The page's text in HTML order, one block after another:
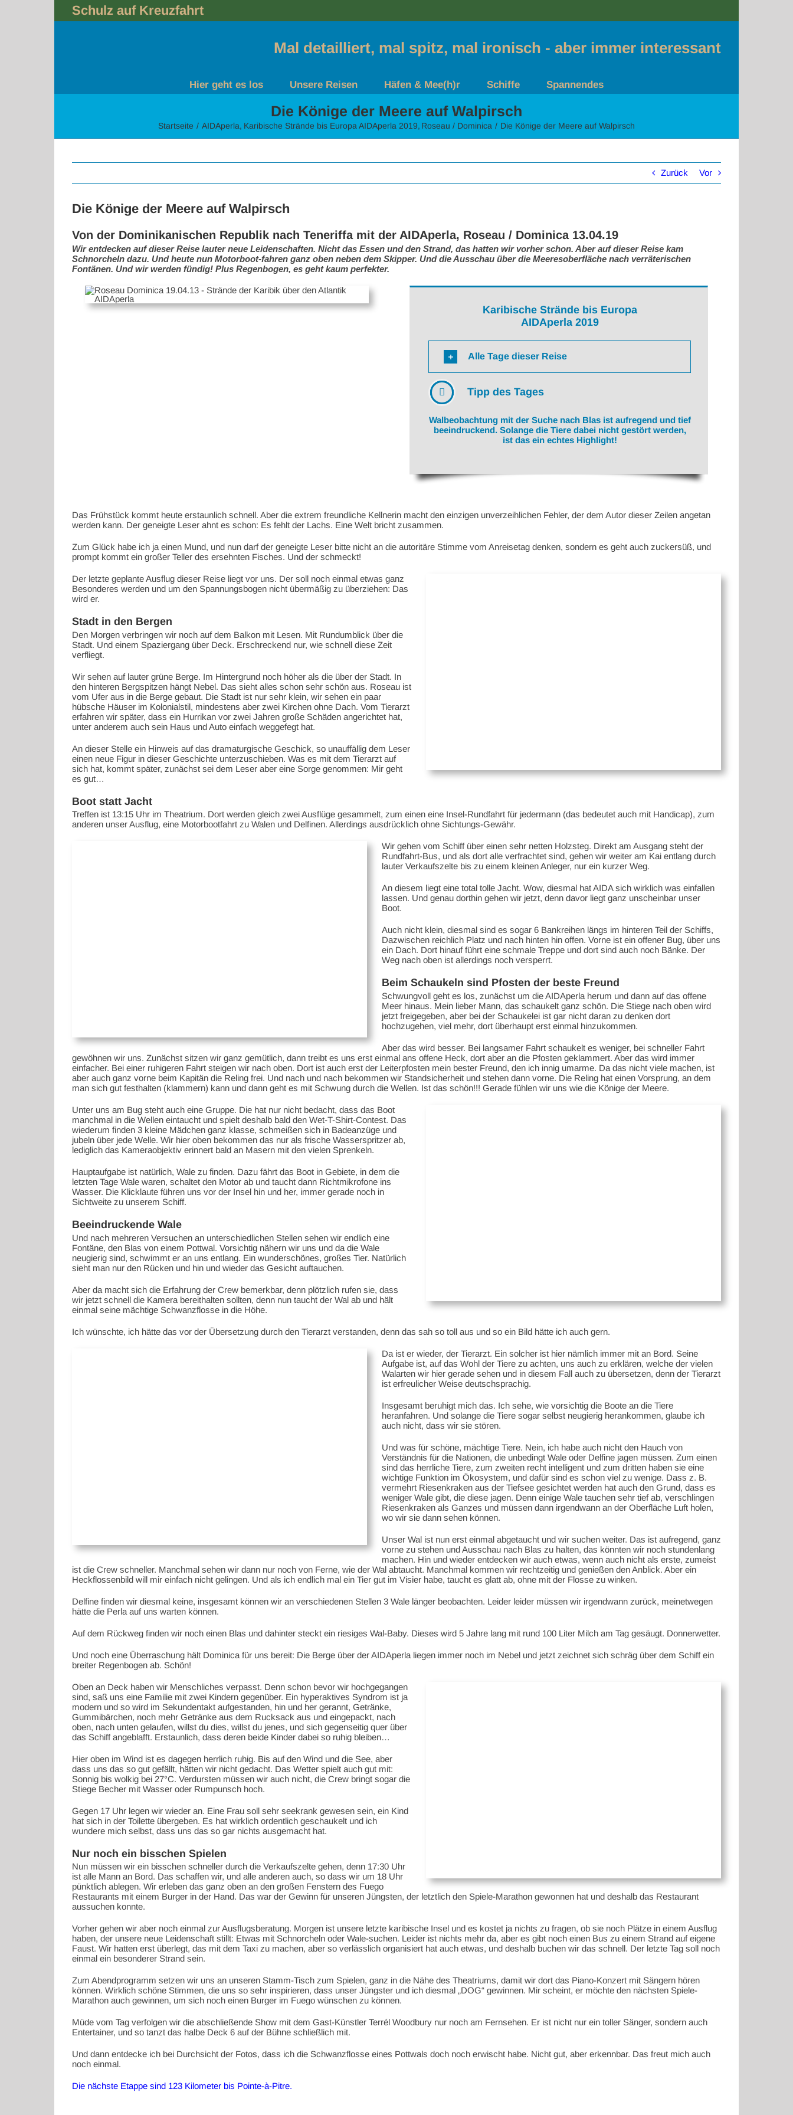
Schulz auf Kreuzfahrt
Mal detailliert, mal spitz, mal ironisch - aber immer interessant
Hier geht es los Unsere Reisen Häfen & Mee(h)r Schiffe Spannendes
Die Könige der Meere auf Walpirsch
Startseite AIDAperla Karibische Strände bis Europa AIDAperla 2019 Roseau / Dominica Die Könige der Meere auf Walpirsch
Zurück Vor
Die Könige der Meere auf Walpirsch
Von der Dominikanischen Republik nach Teneriffa mit der AIDAperla, Roseau / Dominica 13.04.19
Wir entdecken auf dieser Reise lauter neue Leidenschaften. Nicht das Essen und den Strand, das hatten wir vorher schon. Aber auf dieser Reise kam
Schnorcheln dazu. Und heute nun Motorboot-fahren ganz oben neben dem Skipper. Und die Ausschau über die Meeresoberfläche nach verräterischen
Fontänen. Und wir werden fündig! Plus Regenbogen, es geht kaum perfekter.
Karibische Strände bis Europa
AIDAperla 2019
Alle Tage dieser Reise
Tipp des Tages
Walbeobachtung mit der Suche nach Blas ist aufregend und tief
beeindruckend. Solange die Tiere dabei nicht gestört werden,
ist das ein echtes Highlight!
Das Frühstück kommt heute erstaunlich schnell. Aber die extrem freundliche Kellnerin macht den einzigen unverzeihlichen Fehler, der dem Autor dieser Zeilen angetan
werden kann. Der geneigte Leser ahnt es schon: Es fehlt der Lachs. Eine Welt bricht zusammen.
Zum Glück habe ich ja einen Mund, und nun darf der geneigte Leser bitte nicht an die autoritäre Stimme vom Anreisetag denken, sondern es geht auch zuckersüß, und
prompt kommt ein großer Teller des ersehnten Fisches. Und der schmeckt!
Der letzte geplante Ausflug dieser Reise liegt vor uns. Der soll noch einmal etwas ganz
Besonderes werden und um den Spannungsbogen nicht übermäßig zu überziehen: Das
wird er.
Stadt in den Bergen
Den Morgen verbringen wir noch auf dem Balkon mit Lesen. Mit Rundumblick über die
Stadt. Und einem Spaziergang über Deck. Erschreckend nur, wie schnell diese Zeit
verfliegt.
Wir sehen auf lauter grüne Berge. Im Hintergrund noch höher als die über der Stadt. In
den hinteren Bergspitzen hängt Nebel. Das sieht alles schon sehr schön aus. Roseau ist
vom Ufer aus in die Berge gebaut. Die Stadt ist nur sehr klein, wir sehen ein paar
hübsche Häuser im Kolonialstil, mindestens aber zwei Kirchen ohne Dach. Vom Tierarzt
erfahren wir später, dass ein Hurrikan vor zwei Jahren große Schäden angerichtet hat,
unter anderem auch sein Haus und Auto einfach weggefegt hat.
An dieser Stelle ein Hinweis auf das dramaturgische Geschick, so unauffällig dem Leser
einen neue Figur in dieser Geschichte unterzuschieben. Was es mit dem Tierarzt auf
sich hat, kommt später, zunächst sei dem Leser aber eine Sorge genommen: Mir geht
es gut…
Boot statt Jacht
Treffen ist 13:15 Uhr im Theatrium. Dort werden gleich zwei Ausflüge gesammelt, zum einen eine Insel-Rundfahrt für jedermann (das bedeutet auch mit Handicap), zum
anderen unser Ausflug, eine Motorbootfahrt zu Walen und Delfinen. Allerdings ausdrücklich ohne Sichtungs-Gewähr.
Wir gehen vom Schiff über einen sehr netten Holzsteg. Direkt am Ausgang steht der
Rundfahrt-Bus, und als dort alle verfrachtet sind, gehen wir weiter am Kai entlang durch
lauter Verkaufszelte bis zu einem kleinen Anleger, nur ein kurzer Weg.
An diesem liegt eine total tolle Jacht. Wow, diesmal hat AIDA sich wirklich was einfallen
lassen. Und genau dorthin gehen wir jetzt, denn davor liegt ganz unscheinbar unser
Boot.
Auch nicht klein, diesmal sind es sogar 6 Bankreihen längs im hinteren Teil der Schiffs,
Dazwischen reichlich Platz und nach hinten hin offen. Vorne ist ein offener Bug, über uns
ein Dach. Dort hinauf führt eine schmale Treppe und dort sind auch noch Bänke. Der
Weg nach oben ist allerdings noch versperrt.
Beim Schaukeln sind Pfosten der beste Freund
Schwungvoll geht es los, zunächst um die AIDAperla herum und dann auf das offene
Meer hinaus. Mein lieber Mann, das schaukelt ganz schön. Die Stiege nach oben wird
jetzt freigegeben, aber bei der Schaukelei ist gar nicht daran zu denken dort
hochzugehen, viel mehr, dort überhaupt erst einmal hinzukommen.
Aber das wird besser. Bei langsamer Fahrt schaukelt es weniger, bei schneller Fahrt
gewöhnen wir uns. Zunächst sitzen wir ganz gemütlich, dann treibt es uns erst einmal ans offene Heck, dort aber an die Pfosten geklammert. Aber das wird immer
einfacher. Bei einer ruhigeren Fahrt steigen wir nach oben. Dort ist auch erst der Leiterpfosten mein bester Freund, den ich innig umarme. Da das nicht viele machen, ist
aber auch ganz vorne beim Kapitän die Reling frei. Und nach und nach bekommen wir Standsicherheit und stehen dann vorne. Die Reling hat einen Vorsprung, an dem
man sich gut festhalten (klammern) kann und dann geht es mit Schwung durch die Wellen. Ist das schön!!! Gerade fühlen wir uns wie die Könige der Meere.
Unter uns am Bug steht auch eine Gruppe. Die hat nur nicht bedacht, dass das Boot
manchmal in die Wellen eintaucht und spielt deshalb bald den Wet-T-Shirt-Contest. Das
wiederum finden 3 kleine Mädchen ganz klasse, schmeißen sich in Badeanzüge und
jubeln über jede Welle. Wir hier oben bekommen das nur als frische Wasserspritzer ab,
lediglich das Kameraobjektiv erinnert bald an Masern mit den vielen Sprenkeln.
Hauptaufgabe ist natürlich, Wale zu finden. Dazu fährt das Boot in Gebiete, in dem die
letzten Tage Wale waren, schaltet den Motor ab und taucht dann Richtmikrofone ins
Wasser. Die Klicklaute führen uns vor der Insel hin und her, immer gerade noch in
Sichtweite zu unserem Schiff.
Beeindruckende Wale
Und nach mehreren Versuchen an unterschiedlichen Stellen sehen wir endlich eine
Fontäne, den Blas von einem Pottwal. Vorsichtig nähern wir uns und da die Wale
neugierig sind, schwimmt er an uns entlang. Ein wunderschönes, großes Tier. Natürlich
sieht man nur den Rücken und hin und wieder das Gesicht auftauchen.
Aber da macht sich die Erfahrung der Crew bemerkbar, denn plötzlich rufen sie, dass
wir jetzt schnell die Kamera bereithalten sollten, denn nun taucht der Wal ab und hält
einmal seine mächtige Schwanzflosse in die Höhe.
Ich wünschte, ich hätte das vor der Übersetzung durch den Tierarzt verstanden, denn das sah so toll aus und so ein Bild hätte ich auch gern.
Da ist er wieder, der Tierarzt. Ein solcher ist hier nämlich immer mit an Bord. Seine
Aufgabe ist, auf das Wohl der Tiere zu achten, uns auch zu erklären, welche der vielen
Walarten wir hier gerade sehen und in diesem Fall auch zu übersetzen, denn der Tierarzt
ist erfreulicher Weise deutschsprachig.
Insgesamt beruhigt mich das. Ich sehe, wie vorsichtig die Boote an die Tiere
heranfahren. Und solange die Tiere sogar selbst neugierig herankommen, glaube ich
auch nicht, dass wir sie stören.
Und was für schöne, mächtige Tiere. Nein, ich habe auch nicht den Hauch von
Verständnis für die Nationen, die unbedingt Wale oder Delfine jagen müssen. Zum einen
sind das herrliche Tiere, zum zweiten recht intelligent und zum dritten haben sie eine
wichtige Funktion im Ökosystem, und dafür sind es schon viel zu wenige. Dass z. B.
vermehrt Riesenkraken aus der Tiefsee gesichtet werden hat auch den Grund, dass es
weniger Wale gibt, die diese jagen. Denn einige Wale tauchen sehr tief ab, verschlingen
Riesenkraken als Ganzes und müssen dann irgendwann an der Oberfläche Luft holen,
wo wir sie dann sehen können.
Unser Wal ist nun erst einmal abgetaucht und wir suchen weiter. Das ist aufregend, ganz
vorne zu stehen und Ausschau nach Blas zu halten, das könnten wir noch stundenlang
machen. Hin und wieder entdecken wir auch etwas, wenn auch nicht als erste, zumeist
ist die Crew schneller. Manchmal sehen wir dann nur noch von Ferne, wie der Wal abtaucht. Manchmal kommen wir rechtzeitig und genießen den Anblick. Aber ein
Heckflossenbild will mir einfach nicht gelingen. Und als ich endlich mal ein Tier gut im Visier habe, taucht es glatt ab, ohne mit der Flosse zu winken.
Delfine finden wir diesmal keine, insgesamt können wir an verschiedenen Stellen 3 Wale länger beobachten. Leider leider müssen wir irgendwann zurück, meinetwegen
hätte die Perla auf uns warten können.
Auf dem Rückweg finden wir noch einen Blas und dahinter steckt ein riesiges Wal-Baby. Dieses wird 5 Jahre lang mit rund 100 Liter Milch am Tag gesäugt. Donnerwetter.
Und noch eine Überraschung hält Dominica für uns bereit: Die Berge über der AIDAperla liegen immer noch im Nebel und jetzt zeichnet sich schräg über dem Schiff ein
breiter Regenbogen ab. Schön!
Oben an Deck haben wir Menschliches verpasst. Denn schon bevor wir hochgegangen
sind, saß uns eine Familie mit zwei Kindern gegenüber. Ein hyperaktives Syndrom ist ja
modern und so wird im Sekundentakt aufgestanden, hin und her gerannt, Getränke,
Gummibärchen, noch mehr Getränke aus dem Rucksack aus und eingepackt, nach
oben, nach unten gelaufen, willst du dies, willst du jenes, und sich gegenseitig quer über
das Schiff angeblafft. Erstaunlich, dass deren beide Kinder dabei so ruhig bleiben…
Hier oben im Wind ist es dagegen herrlich ruhig. Bis auf den Wind und die See, aber
dass uns das so gut gefällt, hätten wir nicht gedacht. Das Wetter spielt auch gut mit:
Sonnig bis wolkig bei 27°C. Verdursten müssen wir auch nicht, die Crew bringt sogar die
Stiege Becher mit Wasser oder Rumpunsch hoch.
Gegen 17 Uhr legen wir wieder an. Eine Frau soll sehr seekrank gewesen sein, ein Kind
hat sich in der Toilette übergeben. Es hat wirklich ordentlich geschaukelt und ich
wundere mich selbst, dass uns das so gar nichts ausgemacht hat.
Nur noch ein bisschen Spielen
Nun müssen wir ein bisschen schneller durch die Verkaufszelte gehen, denn 17:30 Uhr
ist alle Mann an Bord. Das schaffen wir, und alle anderen auch, so dass wir um 18 Uhr
pünktlich ablegen. Wir erleben das ganz oben an den großen Fenstern des Fuego
Restaurants mit einem Burger in der Hand. Das war der Gewinn für unseren Jüngsten, der letztlich den Spiele-Marathon gewonnen hat und deshalb das Restaurant
aussuchen konnte.
Vorher gehen wir aber noch einmal zur Ausflugsberatung. Morgen ist unsere letzte karibische Insel und es kostet ja nichts zu fragen, ob sie noch Plätze in einem Ausflug
haben, der unsere neue Leidenschaft stillt: Etwas mit Schnorcheln oder Wale-suchen. Leider ist nichts mehr da, aber es gibt noch einen Bus zu einem Strand auf eigene
Faust. Wir hatten erst überlegt, das mit dem Taxi zu machen, aber so verlässlich organisiert hat auch etwas, und deshalb buchen wir das schnell. Der letzte Tag soll noch
einmal ein besonderer Strand sein.
Zum Abendprogramm setzen wir uns an unseren Stamm-Tisch zum Spielen, ganz in die Nähe des Theatriums, damit wir dort das Piano-Konzert mit Sängern hören
können. Wirklich schöne Stimmen, die uns so sehr inspirieren, dass unser Jüngster und ich diesmal „DOG“ gewinnen. Mir scheint, er möchte den nächsten Spiele-
Marathon auch gewinnen, um sich noch einen Burger im Fuego wünschen zu können.
Müde vom Tag verfolgen wir die abschließende Show mit dem Gast-Künstler Terrél Woodbury nur noch am Fernsehen. Er ist nicht nur ein toller Sänger, sondern auch
Entertainer, und so tanzt das halbe Deck 6 auf der Bühne schließlich mit.
Und dann entdecke ich bei Durchsicht der Fotos, dass ich die Schwanzflosse eines Pottwals doch noch erwischt habe. Nicht gut, aber erkennbar. Das freut mich auch
noch einmal.
Die nächste Etappe sind 123 Kilometer bis Pointe-à-Pitre.